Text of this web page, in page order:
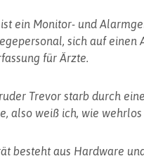
ist ein Monitor- und
sich auf einen
für Ärzte.
Trevor starb durch
also weiß ich, wie
besteht aus Hardware